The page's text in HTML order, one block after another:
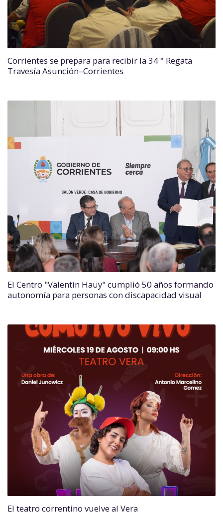
Corrientes se prepara para recibir la 34 ° Regata
Travesía Asunción–Corrientes
El Centro "Valentín Haüy" cumplió 50 años formando
autonomía para personas con discapacidad visual
El teatro correntino vuelve al Vera